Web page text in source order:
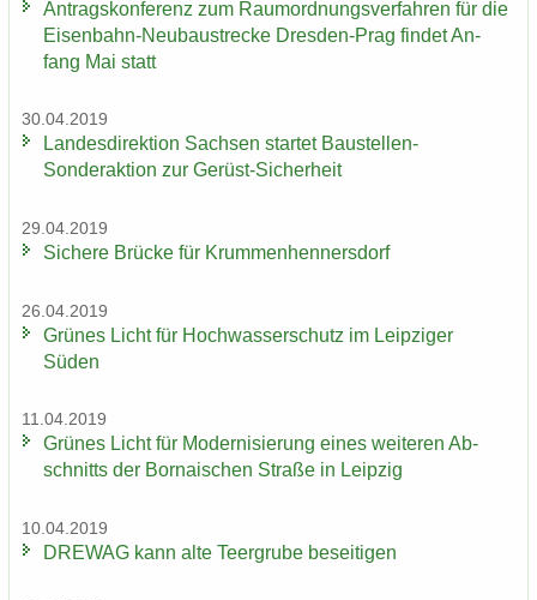
An­trags­kon­fe­renz zum Raum­ord­nungs­ver­fah­ren für die
Eisenbahn-​Neubaustrecke Dresden-​Prag fin­det An­
fang Mai statt
30.04.2019
Lan­des­di­rek­ti­on Sach­sen star­tet Baustellen-​
Sonderaktion zur Gerüst-​Sicherheit
29.04.2019
Si­che­re Brü­cke für Krum­men­hen­ners­dorf
26.04.2019
Grü­nes Licht für Hoch­was­ser­schutz im Leip­zi­ger
Süden
11.04.2019
Grü­nes Licht für Mo­der­ni­sie­rung eines wei­te­ren Ab­
schnitts der Bor­na­i­schen Stra­ße in Leip­zig
10.04.2019
DRE­WAG kann alte Teergru­be be­sei­ti­gen